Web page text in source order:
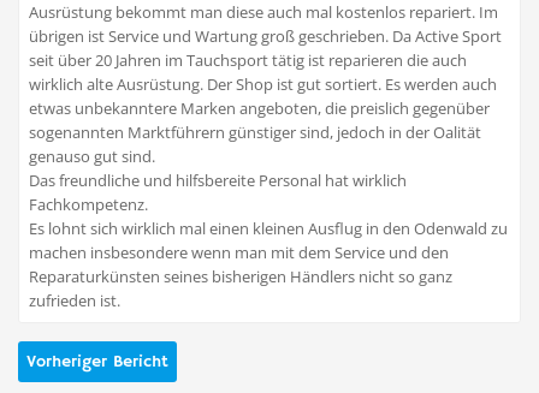
Ausrüstung bekommt man diese auch mal kostenlos repariert. Im
übrigen ist Service und Wartung groß geschrieben. Da Active Sport
seit über 20 Jahren im Tauchsport tätig ist reparieren die auch
wirklich alte Ausrüstung. Der Shop ist gut sortiert. Es werden auch
etwas unbekanntere Marken angeboten, die preislich gegenüber
sogenannten Marktführern günstiger sind, jedoch in der Oalität
genauso gut sind.
Das freundliche und hilfsbereite Personal hat wirklich
Fachkompetenz.
Es lohnt sich wirklich mal einen kleinen Ausflug in den Odenwald zu
machen insbesondere wenn man mit dem Service und den
Reparaturkünsten seines bisherigen Händlers nicht so ganz
zufrieden ist.
Vorheriger Bericht